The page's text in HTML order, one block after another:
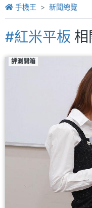
手機王 新聞總覽
#紅米平板 相
評測開箱